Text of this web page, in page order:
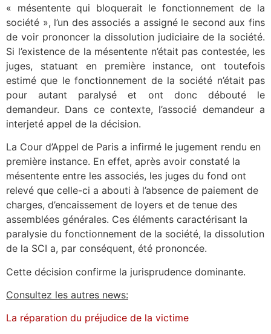
« mésentente qui bloquerait le fonctionnement de la
société », l’un des associés a assigné le second aux fins
de voir prononcer la dissolution judiciaire de la société.
Si l’existence de la mésentente n’était pas contestée, les
juges, statuant en première instance, ont toutefois
estimé que le fonctionnement de la société n’était pas
pour autant paralysé et ont donc débouté le
demandeur. Dans ce contexte, l’associé demandeur a
interjeté appel de la décision.
La Cour d’Appel de Paris a infirmé le jugement rendu en
première instance. En effet, après avoir constaté la
mésentente entre les associés, les juges du fond ont
relevé que celle-ci a abouti à l’absence de paiement de
charges, d’encaissement de loyers et de tenue des
assemblées générales. Ces éléments caractérisant la
paralysie du fonctionnement de la société, la dissolution
de la SCI a, par conséquent, été prononcée.
Cette décision confirme la jurisprudence dominante.
Consultez les autres news:
La réparation du préjudice de la victime